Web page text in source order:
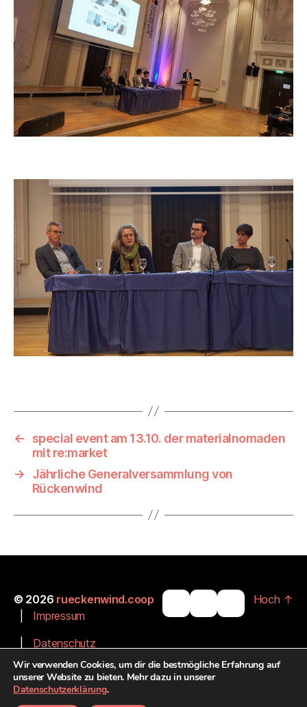
←
special event am 13.10. der materialnomaden
mit re:market
→
Jährliche Generalversammlung von
Rückenwind
© 2026 rueckenwind.coop
Impressum
Datenschutz
|Barrierefreiheit
|Unsere Partner
Hoch ↑
Wir verwenden Cookies, um dir die bestmögliche Erfahrung auf
unserer Website zu bieten. Mehr dazu in unserer
Datenschutzerklärung.